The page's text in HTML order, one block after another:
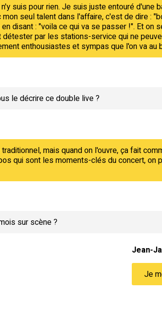
suis pour rien. Je suis juste entouré d'une
seul talent dans l'affaire, c'est de dire :
disant : "voila ce qui va se passer !". Et
par les stations-service qui ne
enthousiastes et sympas que l'on va au
le décrire ce double live ?
mais quand on l'ouvre, ça fait
qui sont les moments-clés du concert,
sur scène ?
Jean-
Je